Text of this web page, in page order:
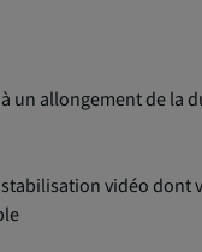
allongement de la
vidéo